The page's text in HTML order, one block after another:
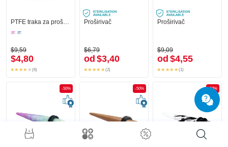
$9,59
$4,80
(6)
Proširivač
$6,79
od $3,40
(2)
Proširivač
$9,09
od $4,55
(1)
-50% -50% -50%